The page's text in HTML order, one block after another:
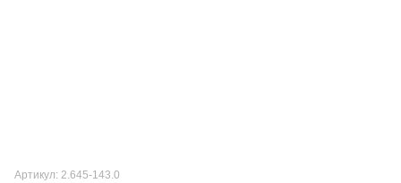
Артикул: 2.645-143.0